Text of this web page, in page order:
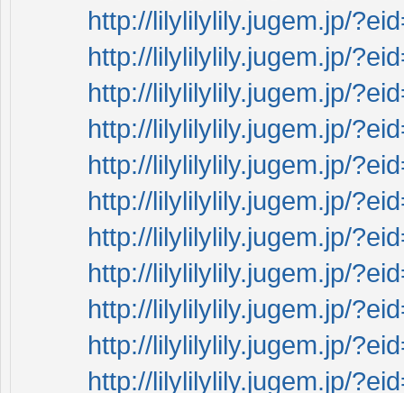
http://lilylilylily.jugem.jp/
http://lilylilylily.jugem.jp/
http://lilylilylily.jugem.jp/
http://lilylilylily.jugem.jp/
http://lilylilylily.jugem.jp/
http://lilylilylily.jugem.jp/
http://lilylilylily.jugem.jp/
http://lilylilylily.jugem.jp/
http://lilylilylily.jugem.jp/
http://lilylilylily.jugem.jp/
http://lilylilylily.jugem.jp/